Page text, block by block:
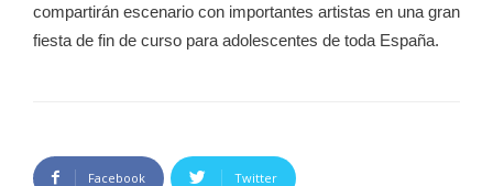
compartirán escenario con importantes artistas en una gran
fiesta de fin de curso para adolescentes de toda España.
Facebook Twitter